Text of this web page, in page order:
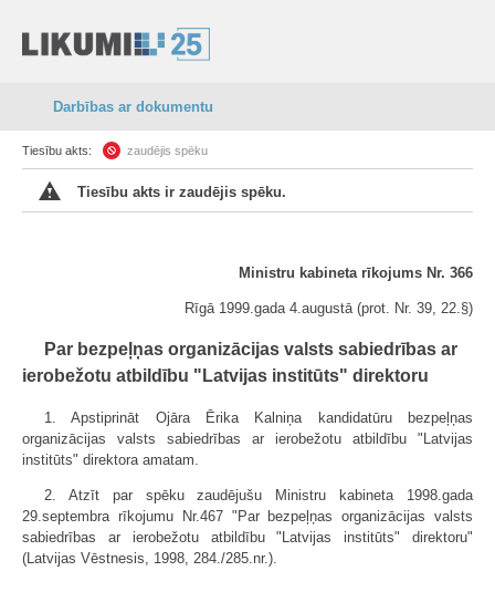
Darbības ar dokumentu
Tiesību akts: zaudējis spēku
Tiesību akts ir zaudējis spēku.
Ministru kabineta rīkojums Nr. 366
Rīgā 1999.gada 4.augustā (prot. Nr. 39, 22.§)
Par bezpeļņas organizācijas valsts sabiedrības ar
ierobežotu atbildību "Latvijas institūts" direktoru
1. Apstiprināt Ojāra Ērika Kalniņa kandidatūru bezpeļņas
organizācijas valsts sabiedrības ar ierobežotu atbildību "Latvijas
institūts" direktora amatam.
2. Atzīt par spēku zaudējušu Ministru kabineta 1998.gada
29.septembra rīkojumu Nr.467 "Par bezpeļņas organizācijas valsts
sabiedrības ar ierobežotu atbildību "Latvijas institūts" direktoru"
(Latvijas Vēstnesis, 1998, 284./285.nr.).